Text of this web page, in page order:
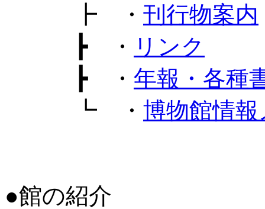
┣ ・ 刊行物案内
┣ ・ リンク
┣ ・ 年報・各種
┗ ・ 博物館情
●館の紹介